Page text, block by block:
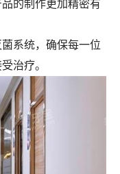
的制作更加精密有
系统，确保每一位
治疗。